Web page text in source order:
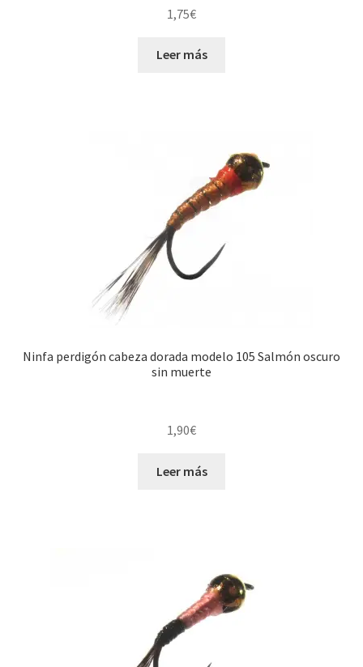
1,75€
Leer más
Ninfa perdigón cabeza dorada modelo 105 Salmón oscuro
sin muerte
1,90€
Leer más